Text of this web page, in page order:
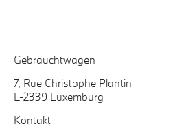
Gebrauchtwagen
7, Rue Christophe Plantin
L-2339 Luxemburg
Kontakt